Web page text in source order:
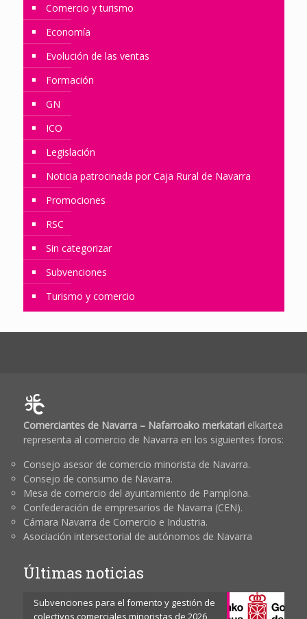
Comercio y turismo
Economía
Evolución de las ventas
Formación
GN
ICO
Legislación
Noticia patrocinada por Caja Rural de Navarra
Promociones
RSC
Sin categorizar
Subvenciones
Turismo y comercio
Comerciantes de Navarra – Nafarroako merkatarielkartea
representa al comercio de Navarra en los siguientes foros:
Consejo asesor de comercio minorista de Navarra.
Consejo de consumo de Navarra.
Mesa de comercio del ayuntamiento de Pamplona.
Confederación de empresarios de Navarra (CEN).
Cámara Navarra de Comercio e Industria.
Asociación intersectorial de autónomos de Navarra
Últimas noticias
Subvenciones para el fomento y gestión de
colectivos comerciales minoristas de 2026